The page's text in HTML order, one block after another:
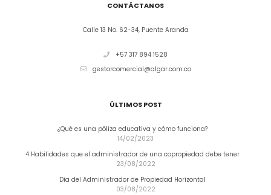
CONTÁCTANOS
Calle 13 No. 62-34, Puente Aranda
+57 317 894 1528
gestorcomercial@algar.com.co
ÚLTIMOS POST
¿Qué es una póliza educativa y cómo funciona?
14/02/2023
4 Habilidades que el administrador de una copropiedad debe tener
23/08/2022
Día del Administrador de Propiedad Horizontal
03/08/2022